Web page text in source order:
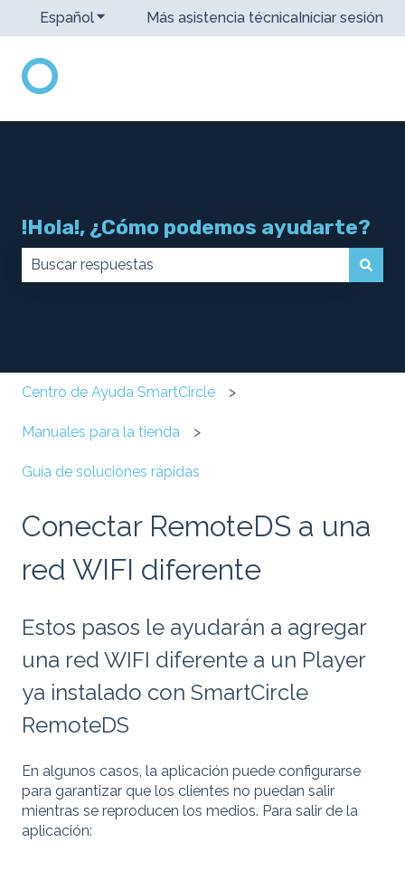
EspañolTraducciones de Mostrar submenú de
Más asistencia técnicaIniciar sesión
!Hola!, ¿Cómo podemos ayudarte?
Centro de Ayuda SmartCircle
Manuales para la tienda
Guía de soluciones rápidas
Conectar RemoteDS a una
red WIFI diferente
Estos pasos le ayudarán a agregar
una red WIFI diferente a un Player
ya instalado con SmartCircle
RemoteDS
En algunos casos, la aplicación puede configurarse
para garantizar que los clientes no puedan salir
mientras se reproducen los medios. Para salir de la
aplicación: